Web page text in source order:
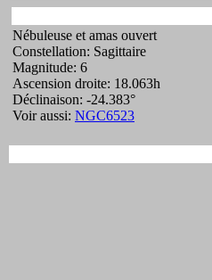
Nébuleuse et amas ouvert
Constellation: Sagittaire
Magnitude: 6
Ascension droite: 18.063h
Déclinaison: -24.383°
Voir aussi: NGC6523